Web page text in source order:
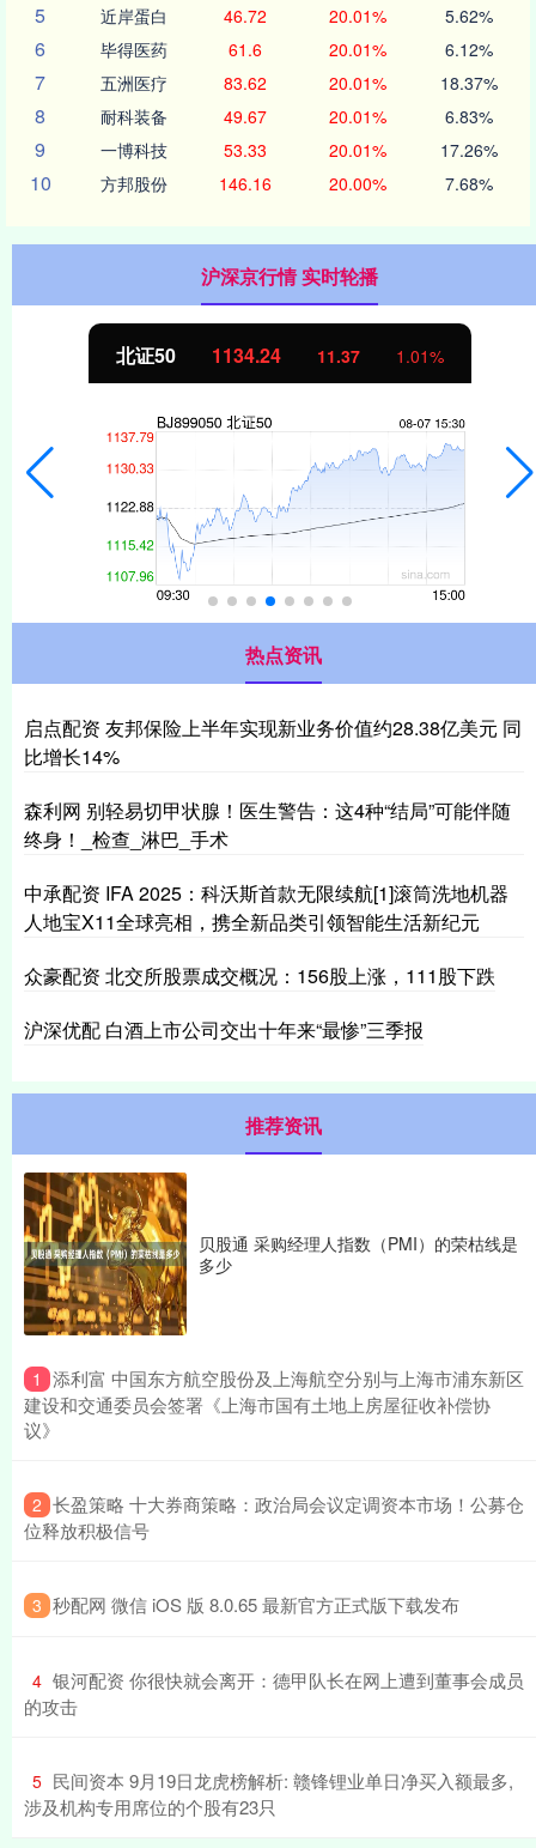
5 近岸蛋白 46.72 20.01% 5.62%
6 毕得医药 61.6 20.01% 6.12%
7 五洲医疗 83.62 20.01% 18.37%
8 耐科装备 49.67 20.01% 6.83%
9 一博科技 53.33 20.01% 17.26%
10 方邦股份 146.16 20.00% 7.68%
沪深京行情 实时轮播
北证50 1134.24 11.37 1.01%
热点资讯
启点配资 友邦保险上半年实现新业务价值约28.38亿美元 同
比增长14%
森利网 别轻易切甲状腺！医生警告：这4种“结局”可能伴随
终身！_检查_淋巴_手术
中承配资 IFA 2025：科沃斯首款无限续航[1]滚筒洗地机器
人地宝X11全球亮相，携全新品类引领智能生活新纪元
众豪配资 北交所股票成交概况：156股上涨，111股下跌
沪深优配 白酒上市公司交出十年来“最惨”三季报
推荐资讯
贝股通 采购经理人指数（PMI）的荣枯线是
多少
1 ​添利富 中国东方航空股份及上海航空分别与上海市浦东新区
建设和交通委员会签署《上海市国有土地上房屋征收补偿协
议》
2 ​长盈策略 十大券商策略：政治局会议定调资本市场！公募仓
位释放积极信号
3 ​秒配网 微信 iOS 版 8.0.65 最新官方正式版下载发布
4 ​银河配资 你很快就会离开：德甲队长在网上遭到董事会成员
的攻击
5 ​民间资本 9月19日龙虎榜解析: 赣锋锂业单日净买入额最多,
涉及机构专用席位的个股有23只